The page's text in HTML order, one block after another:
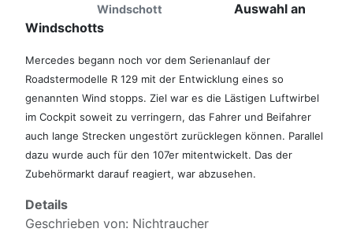
Windschott
Auswahl an
Windschotts
Mercedes begann noch vor dem Serienanlauf der
Roadstermodelle R 129 mit der Entwicklung eines so
genannten Wind stopps. Ziel war es die Lästigen Luftwirbel
im Cockpit soweit zu verringern, das Fahrer und Beifahrer
auch lange Strecken ungestört zurücklegen können. Parallel
dazu wurde auch für den 107er mitentwickelt. Das der
Zubehörmarkt darauf reagiert, war abzusehen.
Details
Geschrieben von: Nichtraucher